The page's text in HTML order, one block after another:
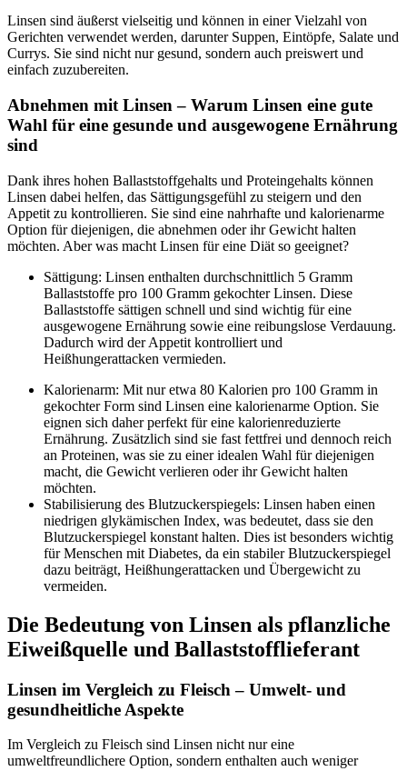
Linsen sind äußerst vielseitig und können in einer Vielzahl von
Gerichten verwendet werden, darunter Suppen, Eintöpfe, Salate und
Currys. Sie sind nicht nur gesund, sondern auch preiswert und
einfach zuzubereiten.
Abnehmen mit Linsen – Warum Linsen eine gute
Wahl für eine gesunde und ausgewogene Ernährung
sind
Dank ihres hohen Ballaststoffgehalts und Proteingehalts können
Linsen dabei helfen, das Sättigungsgefühl zu steigern und den
Appetit zu kontrollieren. Sie sind eine nahrhafte und kalorienarme
Option für diejenigen, die abnehmen oder ihr Gewicht halten
möchten. Aber was macht Linsen für eine Diät so geeignet?
Sättigung: Linsen enthalten durchschnittlich 5 Gramm
Ballaststoffe pro 100 Gramm gekochter Linsen. Diese
Ballaststoffe sättigen schnell und sind wichtig für eine
ausgewogene Ernährung sowie eine reibungslose Verdauung.
Dadurch wird der Appetit kontrolliert und
Heißhungerattacken vermieden.
Kalorienarm: Mit nur etwa 80 Kalorien pro 100 Gramm in
gekochter Form sind Linsen eine kalorienarme Option. Sie
eignen sich daher perfekt für eine kalorienreduzierte
Ernährung. Zusätzlich sind sie fast fettfrei und dennoch reich
an Proteinen, was sie zu einer idealen Wahl für diejenigen
macht, die Gewicht verlieren oder ihr Gewicht halten
möchten.
Stabilisierung des Blutzuckerspiegels: Linsen haben einen
niedrigen glykämischen Index, was bedeutet, dass sie den
Blutzuckerspiegel konstant halten. Dies ist besonders wichtig
für Menschen mit Diabetes, da ein stabiler Blutzuckerspiegel
dazu beiträgt, Heißhungerattacken und Übergewicht zu
vermeiden.
Die Bedeutung von Linsen als pflanzliche
Eiweißquelle und Ballaststofflieferant
Linsen im Vergleich zu Fleisch – Umwelt- und
gesundheitliche Aspekte
Im Vergleich zu Fleisch sind Linsen nicht nur eine
umweltfreundlichere Option, sondern enthalten auch weniger